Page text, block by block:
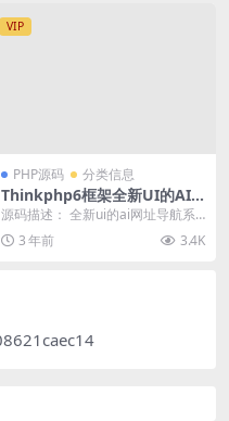
VIP
PHP源码 分类信息
Thinkphp6框架全新UI的AI
网址导航系统源码
源码描述： 全新ui的ai网址导航系
统源码，基于thinkphp6框架开发的
A...3 年前 3.4K